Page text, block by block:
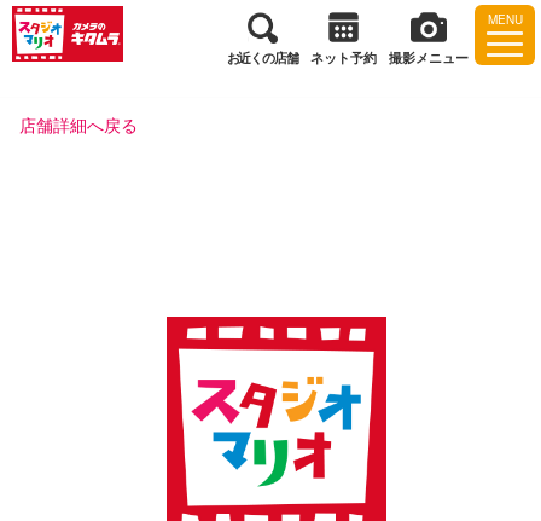
MENU
お近くの店舗 ネット予約 撮影メニュー
店舗詳細へ戻る